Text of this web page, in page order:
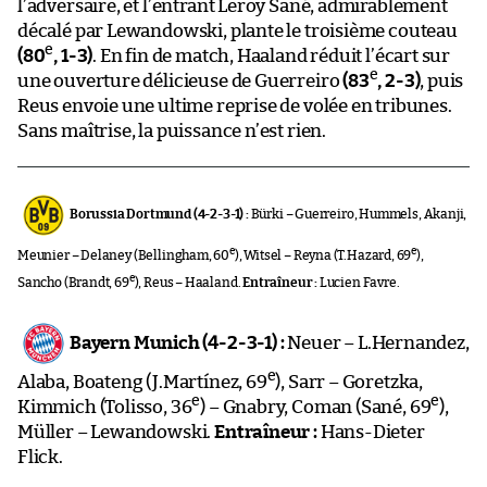
l’adversaire, et l’entrant Leroy Sané, admirablement
décalé par Lewandowski, plante le troisième couteau
(80e, 1-3). En fin de match, Haaland réduit l’écart sur
une ouverture délicieuse de Guerreiro(83e, 2-3), puis
Reus envoie une ultime reprise de volée en tribunes.
Sans maîtrise, la puissance n’est rien.
Borussia Dortmund (4-2-3-1) :Bürki – Guerreiro, Hummels, Akanji,
Meunier – Delaney (Bellingham, 60e), Witsel – Reyna (T.Hazard, 69e),
Sancho (Brandt, 69e), Reus – Haaland.Entraîneur :Lucien Favre.
Bayern Munich (4-2-3-1) :Neuer – L.Hernandez,
Alaba, Boateng (J.Martínez, 69e), Sarr – Goretzka,
Kimmich (Tolisso, 36e) – Gnabry, Coman (Sané, 69e),
Müller – Lewandowski.Entraîneur :Hans-Dieter
Flick.